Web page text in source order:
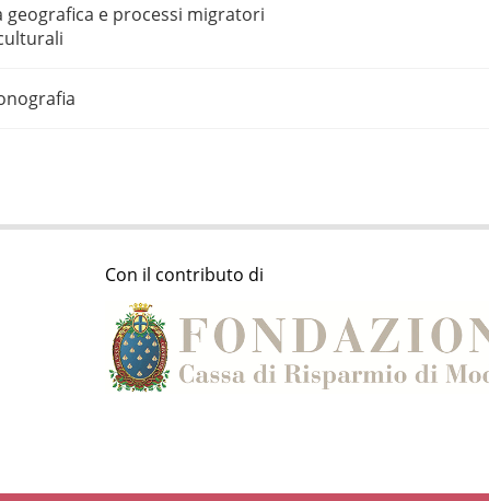
geografica e processi migratori
Con il contributo di